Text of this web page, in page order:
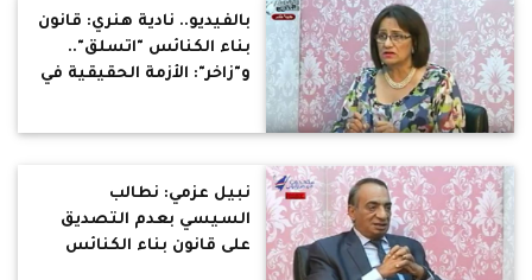
بالفيديو.. نادية هنري: قانون
بناء الكنائس "اتسلق"..
و"زاخر": الأزمة الحقيقية في
نبيل عزمي: نطالب
السيسي بعدم التصديق
على قانون بناء الكنائس